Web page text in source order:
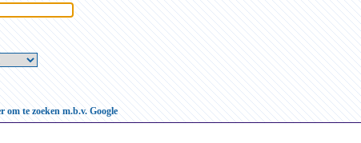
om te zoeken m.b.v. Google